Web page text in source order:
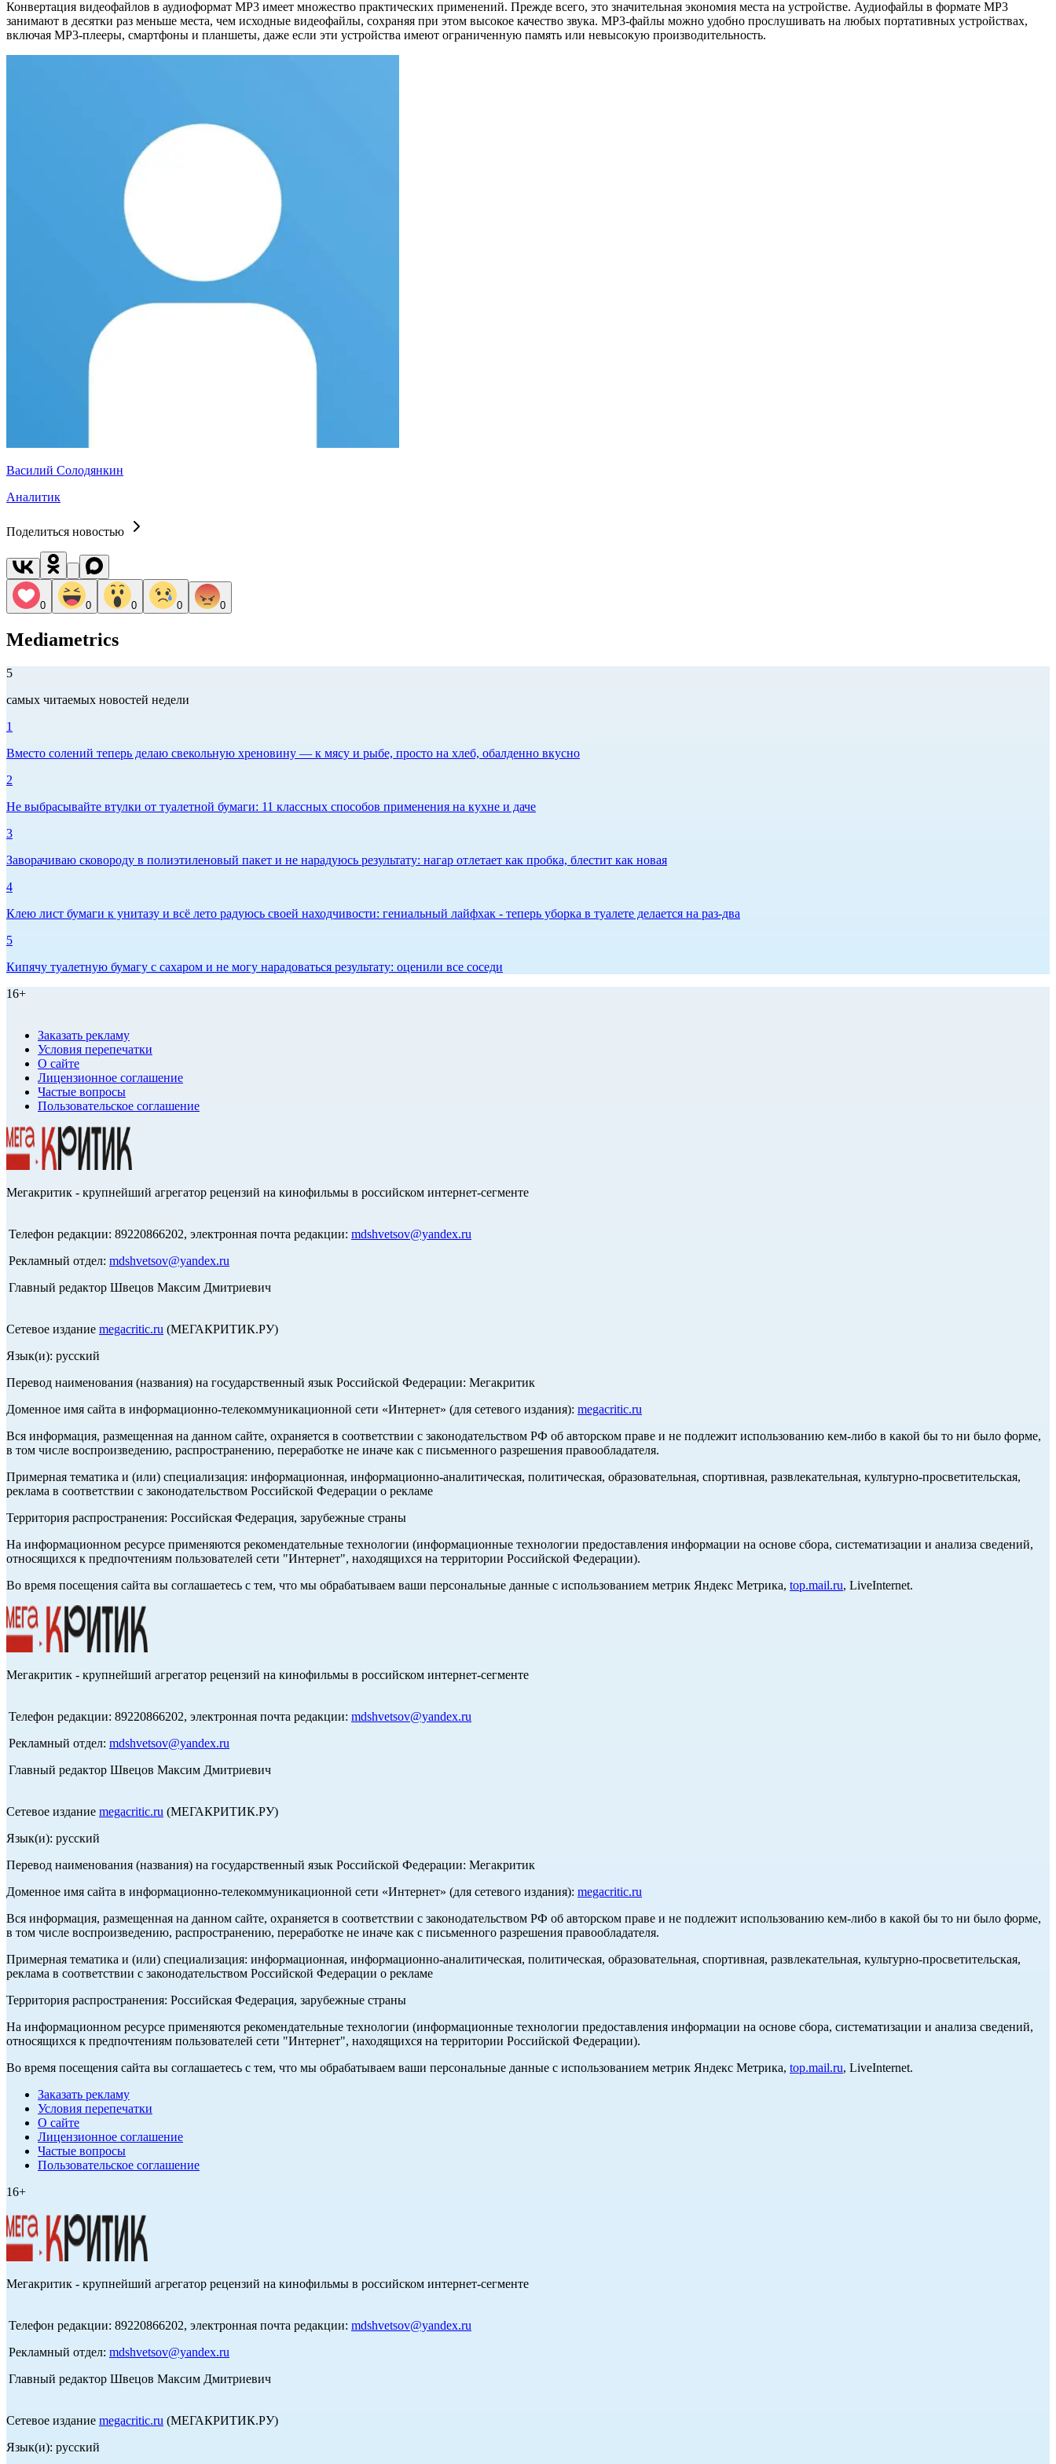
Конвертация видеофайлов в аудиоформат MP3 имеет множество практических применений. Прежде всего, это значительная экономия места на устройстве. Аудиофайлы в формате MP3
занимают в десятки раз меньше места, чем исходные видеофайлы, сохраняя при этом высокое качество звука. MP3-файлы можно удобно прослушивать на любых портативных устройствах,
включая MP3-плееры, смартфоны и планшеты, даже если эти устройства имеют ограниченную память или невысокую производительность.
Василий Солодянкин
Аналитик
Поделиться новостью
0 0 0 0 0
Mediametrics
5
самых читаемых новостей недели
1
Вместо солений теперь делаю свекольную хреновину — к мясу и рыбе, просто на хлеб, обалденно вкусно
2
Не выбрасывайте втулки от туалетной бумаги: 11 классных способов применения на кухне и даче
3
Заворачиваю сковороду в полиэтиленовый пакет и не нарадуюсь результату: нагар отлетает как пробка, блестит как новая
4
Клею лист бумаги к унитазу и всё лето радуюсь своей находчивости: гениальный лайфхак - теперь уборка в туалете делается на раз-два
5
Кипячу туалетную бумагу с сахаром и не могу нарадоваться результату: оценили все соседи
16+
Заказать рекламу
Условия перепечатки
О сайте
Лицензионное соглашение
Частые вопросы
Пользовательское соглашение
Мегакритик - крупнейший агрегатор рецензий на кинофильмы в российском интернет-сегменте
Телефон редакции: 89220866202, электронная почта редакции: mdshvetsov@yandex.ru
Рекламный отдел: mdshvetsov@yandex.ru
Главный редактор Швецов Максим Дмитриевич
Сетевое издание megacritic.ru (МЕГАКРИТИК.РУ)
Язык(и): русский
Перевод наименования (названия) на государственный язык Российской Федерации: Мегакритик
Доменное имя сайта в информационно-телекоммуникационной сети «Интернет» (для сетевого издания): megacritic.ru
Вся информация, размещенная на данном сайте, охраняется в соответствии с законодательством РФ об авторском праве и не подлежит использованию кем-либо в какой бы то ни было форме,
в том числе воспроизведению, распространению, переработке не иначе как с письменного разрешения правообладателя.
Примерная тематика и (или) специализация: информационная, информационно-аналитическая, политическая, образовательная, спортивная, развлекательная, культурно-просветительская,
реклама в соответствии с законодательством Российской Федерации о рекламе
Территория распространения: Российская Федерация, зарубежные страны
На информационном ресурсе применяются рекомендательные технологии (информационные технологии предоставления информации на основе сбора, систематизации и анализа сведений,
относящихся к предпочтениям пользователей сети "Интернет", находящихся на территории Российской Федерации).
Во время посещения сайта вы соглашаетесь с тем, что мы обрабатываем ваши персональные данные с использованием метрик Яндекс Метрика, top.mail.ru, LiveInternet.
Мегакритик - крупнейший агрегатор рецензий на кинофильмы в российском интернет-сегменте
Телефон редакции: 89220866202, электронная почта редакции: mdshvetsov@yandex.ru
Рекламный отдел: mdshvetsov@yandex.ru
Главный редактор Швецов Максим Дмитриевич
Сетевое издание megacritic.ru (МЕГАКРИТИК.РУ)
Язык(и): русский
Перевод наименования (названия) на государственный язык Российской Федерации: Мегакритик
Доменное имя сайта в информационно-телекоммуникационной сети «Интернет» (для сетевого издания): megacritic.ru
Вся информация, размещенная на данном сайте, охраняется в соответствии с законодательством РФ об авторском праве и не подлежит использованию кем-либо в какой бы то ни было форме,
в том числе воспроизведению, распространению, переработке не иначе как с письменного разрешения правообладателя.
Примерная тематика и (или) специализация: информационная, информационно-аналитическая, политическая, образовательная, спортивная, развлекательная, культурно-просветительская,
реклама в соответствии с законодательством Российской Федерации о рекламе
Территория распространения: Российская Федерация, зарубежные страны
На информационном ресурсе применяются рекомендательные технологии (информационные технологии предоставления информации на основе сбора, систематизации и анализа сведений,
относящихся к предпочтениям пользователей сети "Интернет", находящихся на территории Российской Федерации).
Во время посещения сайта вы соглашаетесь с тем, что мы обрабатываем ваши персональные данные с использованием метрик Яндекс Метрика, top.mail.ru, LiveInternet.
Заказать рекламу
Условия перепечатки
О сайте
Лицензионное соглашение
Частые вопросы
Пользовательское соглашение
16+
Мегакритик - крупнейший агрегатор рецензий на кинофильмы в российском интернет-сегменте
Телефон редакции: 89220866202, электронная почта редакции: mdshvetsov@yandex.ru
Рекламный отдел: mdshvetsov@yandex.ru
Главный редактор Швецов Максим Дмитриевич
Сетевое издание megacritic.ru (МЕГАКРИТИК.РУ)
Язык(и): русский